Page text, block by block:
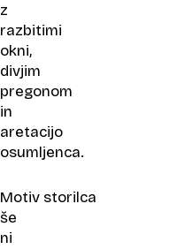
z
razbitimi
okni,
divjim
pregonom
in
aretacijo
osumljenca.
Motiv storilca
še
ni